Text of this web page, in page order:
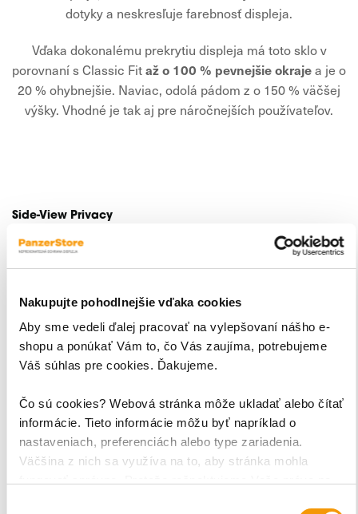
Nakupujte pohodlnejšie vďaka cookies
Aby sme vedeli ďalej pracovať na vylepšovaní nášho e-
shopu a ponúkať Vám to, čo Vás zaujíma, potrebujeme
Váš súhlas pre cookies. Ďakujeme.
Čo sú cookies? Webová stránka môže ukladať alebo čítať
informácie. Tieto informácie môžu byť napríklad o
nastaveniach, preferenciách alebo type zariadenia.
Väčšina z nich sa využíva na to, aby stránka mohla
dotyky a neskresľuje farebnosť displeja.
Vďaka dokonalému prekrytiu displeja má toto sklo v
porovnaní s Classic Fitaž o 100 % pevnejšie okrajea je o
20 % ohybnejšie. Naviac, odolá pádom z o 150 % väčšej
výšky. Vhodné je tak aj pre náročnejších používateľov.
Side-View Privacy
Ochranné sklá Side-View Privacy sú určené pre každého,
kto si chce čo naviac chrániť svoje súkromie. Vďaka
špeciálnemu filtru
znemožňujú vidieť údaje na displeji
ak sa na neho pozeráte zboku.
Svoj iPhone 15 tak budete môcť komfortne používať aj v
prostriedkoch MHDalebo na verejných priestranstvách
môcť sledovať to, čo na displeji vidíte vy.